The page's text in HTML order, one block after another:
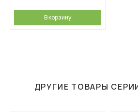
В корзину
ДРУГИЕ ТОВАРЫ